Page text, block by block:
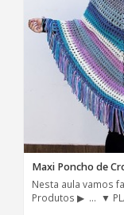
Maxi Poncho de
Nesta aula vamos
Produtos ▶ ... ▼